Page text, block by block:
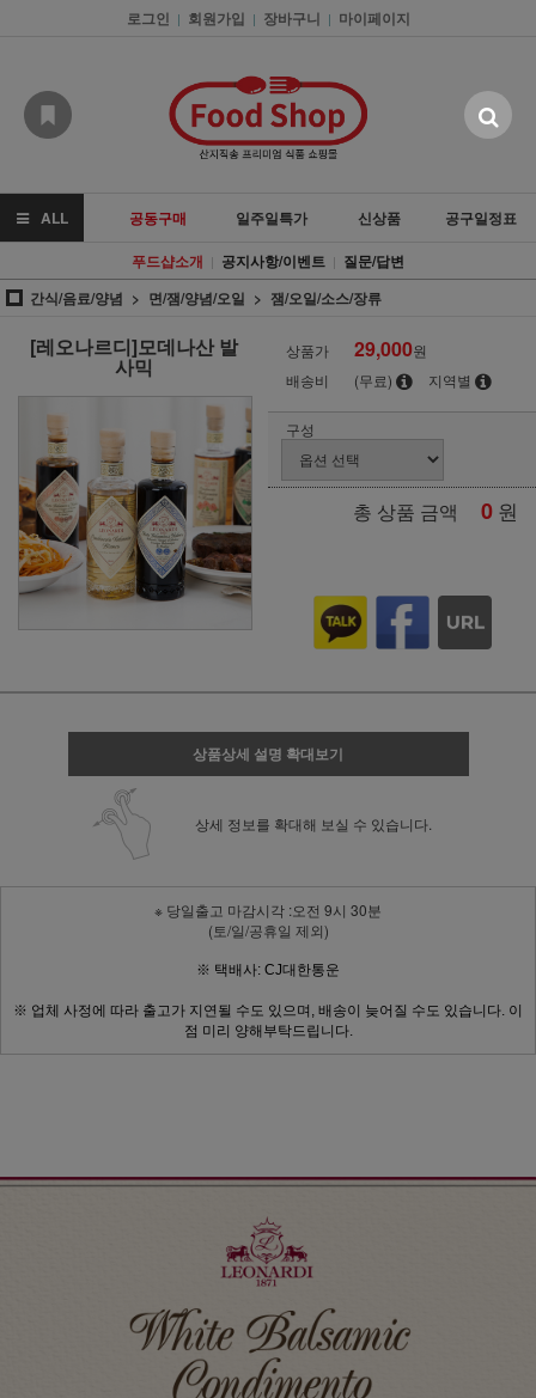
로그인 | 회원가입 | 장바구니 | 마이페이지
ALL 공동구매 일주일특가 신상품
공구일정표
푸드샵소개 | 공지사항/이벤트 | 질문/답변
간식/음료/양념
면/잼/양념/오일 잼/오일/소스/장류
[레오나르디]모데나산 발
사믹
상품가 29,000원
배송비
(무료) 지역별
구성
총 상품 금액 0 원
상품상세 설명 확대보기
상세 정보를 확대해 보실 수 있습니다.
※ 당일출고 마감시각 :오전 9시 30분
(토/일/공휴일 제외)
※ 택배사: CJ대한통운
※ 업체 사정에 따라 출고가 지연될 수도 있으며, 배송이 늦어질 수도 있습니다. 이
점 미리 양해부탁드립니다.